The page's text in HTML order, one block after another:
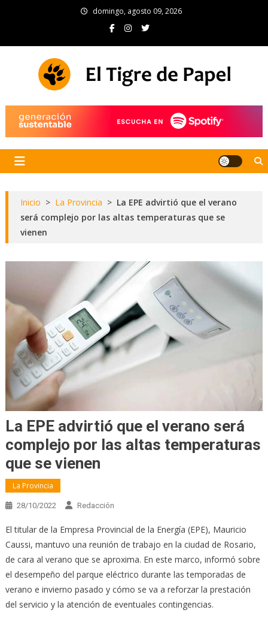
domingo, agosto 09, 2026
Inicio > La Provincia > La EPE advirtió que el verano
será complejo por las altas temperaturas que se
vienen
La EPE advirtió que el verano será
complejo por las altas temperaturas
que se vienen
La Provincia
28/10/2022 Redacción
El titular de la Empresa Provincial de la Energía (EPE), Mauricio
Caussi, mantuvo una reunión de trabajo en la ciudad de Rosario,
de cara al verano que se aproxima. En este marco, informó sobre
el desempeño del parque eléctrico durante las temporadas de
verano e invierno pasado y cómo se va a reforzar la prestación
del servicio y la atención de eventuales contingencias.